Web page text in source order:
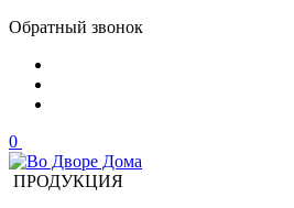
Обратный звонок
0
ПРОДУКЦИЯ